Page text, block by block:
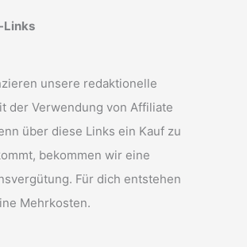
unsere redaktionelle
der Verwendung von Affiliate
über diese Links ein Kauf zu
bekommen wir eine
Für dich entstehen
Mehrkosten.